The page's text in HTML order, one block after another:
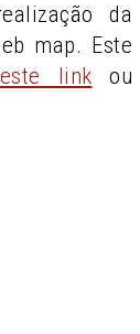
da
map. Este
link ou